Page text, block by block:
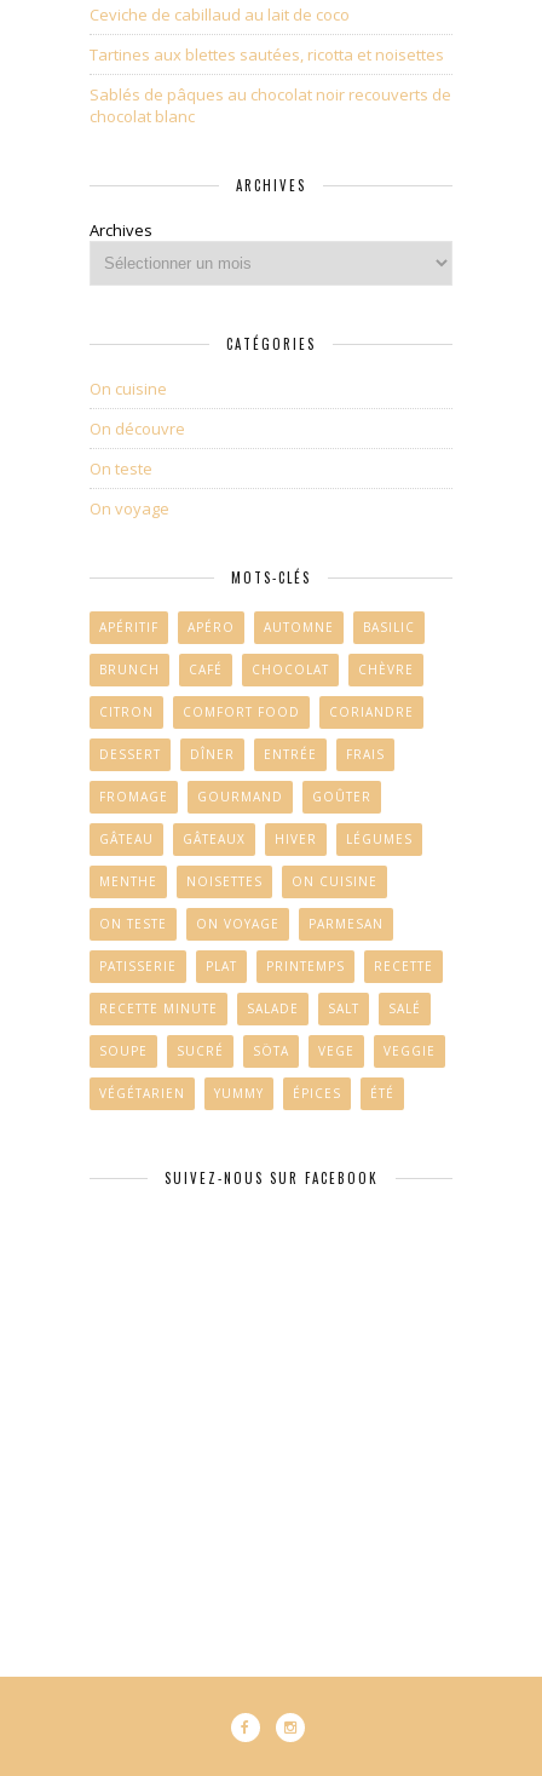
Ceviche de cabillaud au lait de coco
Tartines aux blettes sautées, ricotta et noisettes
Sablés de pâques au chocolat noir recouverts de
chocolat blanc
ARCHIVES
Archives
CATÉGORIES
On cuisine
On découvre
On teste
On voyage
MOTS-CLÉS
APÉRITIF APÉRO AUTOMNE BASILIC
BRUNCH CAFÉ CHOCOLAT CHÈVRE
CITRON COMFORT FOOD CORIANDRE
DESSERT DÎNER ENTRÉE FRAIS
FROMAGE GOURMAND GOÛTER
GÂTEAU GÂTEAUX HIVER LÉGUMES
MENTHE NOISETTES ON CUISINE
ON TESTE ON VOYAGE PARMESAN
PATISSERIE PLAT PRINTEMPS RECETTE
RECETTE MINUTE SALADE SALT SALÉ
SOUPE SUCRÉ SÖTA VEGE VEGGIE
VÉGÉTARIEN YUMMY ÉPICES ÉTÉ
SUIVEZ-NOUS SUR FACEBOOK